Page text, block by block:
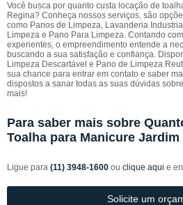
Você busca por quanto custa locação de
Regina? Conheça nossos serviços, são
como Panos de Limpeza, Lavanderia
Limpeza e Pano Para Limpeza. Contando
experientes, o empreendimento entende a
buscando a sua satisfação e confiança.
Limpeza Descartável e Pano de Limpeza
sua chance para entrar em contato e saber
dispostos a sanar todas as suas dúvidas
mais!
Para saber mais sobre
Toalha para Manicure Jardim
Ligue para (11) 3948-1600 ou clique aqui e
Solicite um